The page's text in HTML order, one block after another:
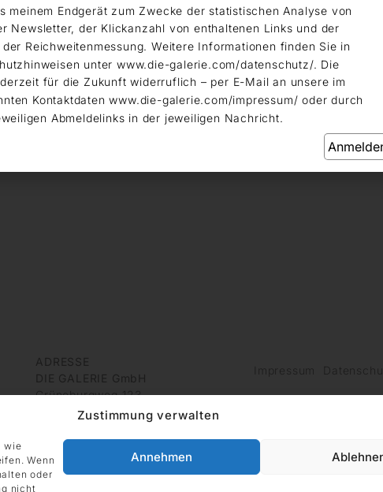
Zustimmung verwalten
wie
Wenn
oder
nicht
Annehmen
ADRESSE
DIE GALERIE GmbH
Grüneburgweg 123
60323 Frankfurt am Main
Impressum
meinem Endgerät zum Zwecke der statistischen Analyse von
Newsletter, der Klickanzahl von enthaltenen Links und der
Reichweitenmessung. Weitere Informationen finden Sie in
unter www.die-galerie.com/datenschutz/. Die
für die Zukunft widerruflich – per E-Mail an unsere im
Kontaktdaten www.die-galerie.com/impressum/ oder durch
Abmeldelinks in der jeweiligen Nachricht.